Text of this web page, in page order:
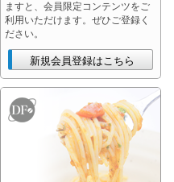
ますと、会員限定コンテンツをご
利用いただけます。ぜひご登録く
ださい。